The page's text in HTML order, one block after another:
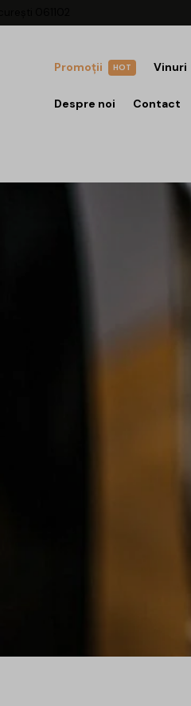
HOT
Promoții Vinuri
Despre noi Contact